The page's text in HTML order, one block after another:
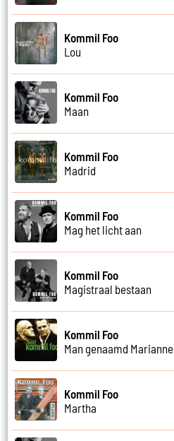
Kommil Foo
Lou
Kommil Foo
Maan
Kommil Foo
Madrid
Kommil Foo
Mag het licht aan
Kommil Foo
Magistraal bestaan
Kommil Foo
Man genaamd Marianne
Kommil Foo
Martha